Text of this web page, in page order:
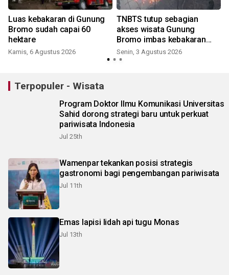
Luas kebakaran di Gunung
Bromo sudah capai 60
hektare
Kamis, 6 Agustus 2026
TNBTS tutup sebagian
akses wisata Gunung
Bromo imbas kebakaran
hutan Blok Batengan
Senin, 3 Agustus 2026
Terpopuler - Wisata
Program Doktor Ilmu Komunikasi Universitas
Sahid dorong strategi baru untuk perkuat
pariwisata Indonesia
Jul 25th
Wamenpar tekankan posisi strategis
gastronomi bagi pengembangan pariwisata
Jul 11th
Emas lapisi lidah api tugu Monas
Jul 13th